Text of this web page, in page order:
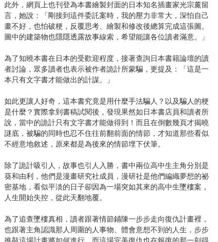
此外，網頁上也刊登為本書繪製封面的日本知名插畫家光宗薰留
言，她說：「剛接到這件委託案時，我的壓力非常大，深怕自己
畫不好，也怕破梗，反覆思考、繪製和修改後總算完成這張圖。
圖中的建築物也隱隱透露故事線索，希望能讓各位讀者滿意。」
為了知曉本書在日本的受歡迎程度，接著查詢日本書籍論壇的讀
者討論，眾多讀者也表示被作者詭計所蒙騙，更提及：「這是一
本只有文字書才能做出的計謀。」
如此更讓人好奇，這本書究竟是用什麼手法騙人？以及騙人的梗
是什麼？實際拿到書稿試閱後，發現果然如日本書店員和讀者所
說，當中的詭計只有文字書才能做得到！而且在倒數幾頁才揭曉
謎底，被騙的同時也忍不住往前翻前面的情節，才知道那些看似
不經意地敘述，原來都是為後來的情節埋下伏筆。
除了詭計吸引人，故事也引人入勝，書中兩位高中生主角分別是
葵和由利，他們是漫畫研究社成員，漫研社是他們編織夢想的祕
密基地，看似平淡的日子卻因為一場突如其來的高中生墜樓案，
人生開始失控，從此天翻地覆。
為了追查墜樓真相，讀者跟著情節鋪陳一步步走向復仇計畫裡，
也跟著主角認識那人周圍的人事物、體會意想不到的人生，步步